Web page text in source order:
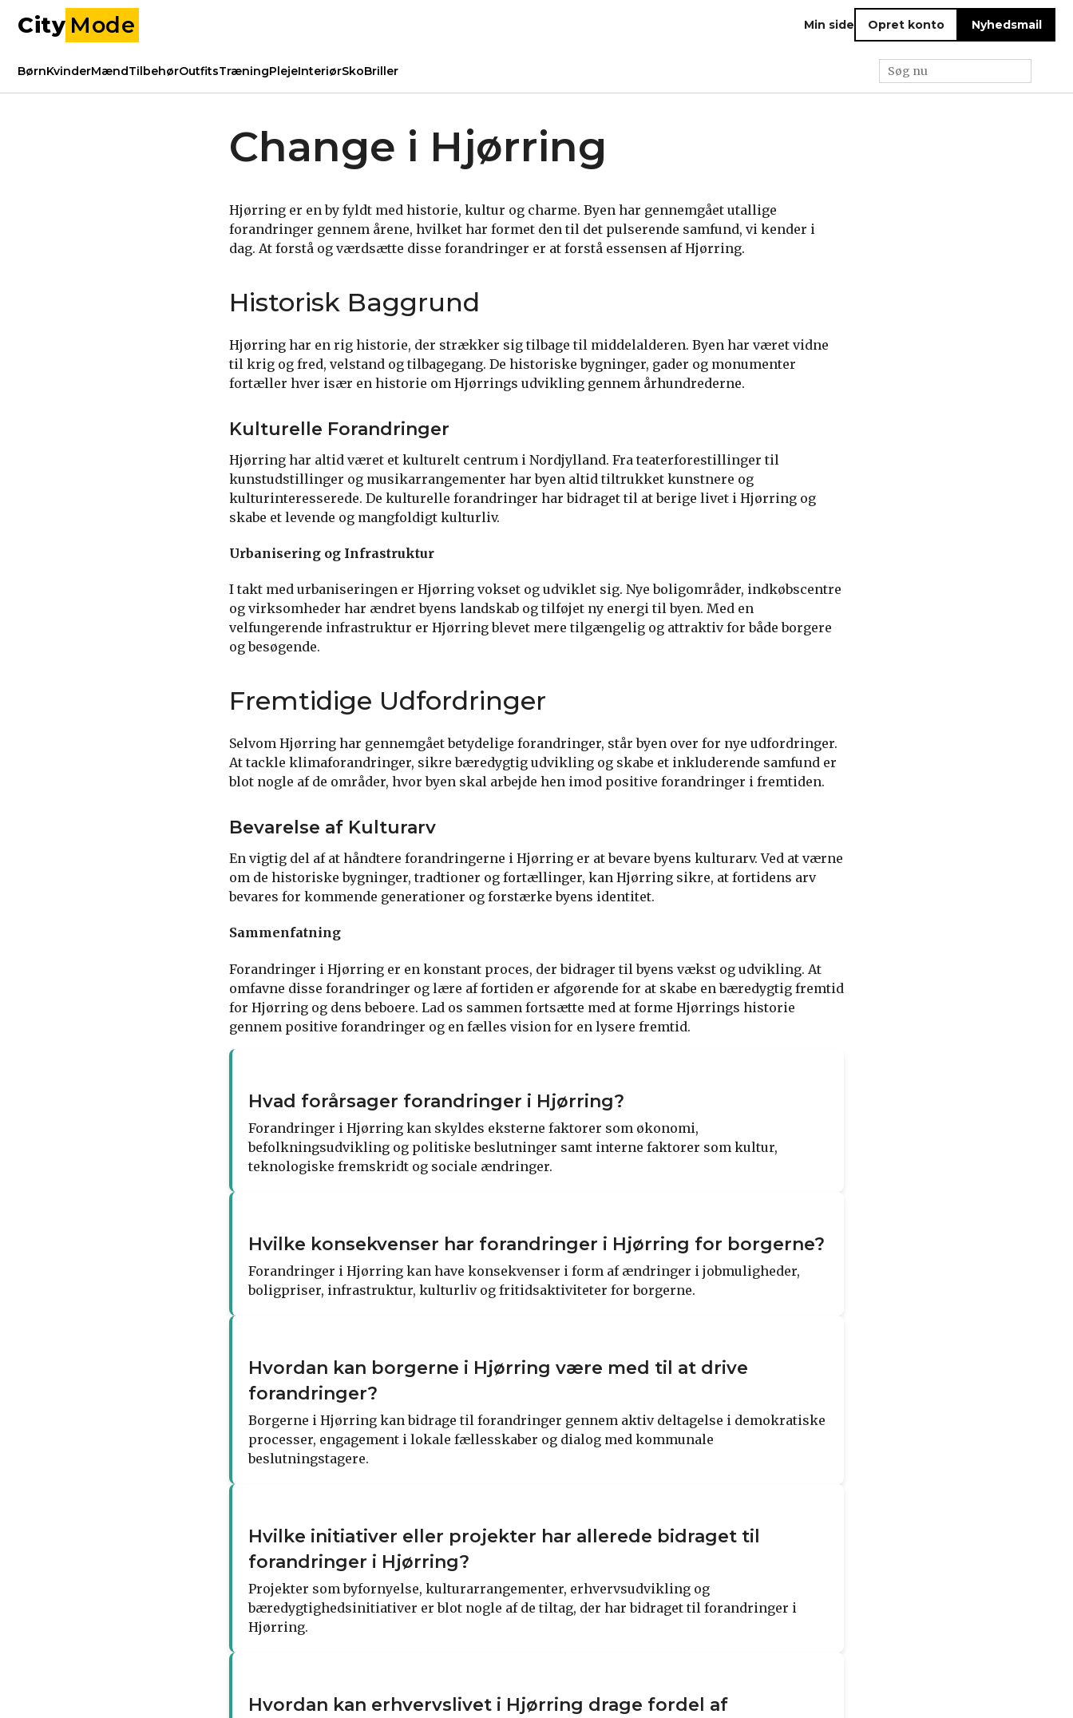
City Mode Min side Opret konto Nyhedsmail
BørnKvinderMændTilbehørOutfitsTræningPlejeInteriørSkoBriller
Change i Hjørring
Hjørring er en by fyldt med historie, kultur og charme. Byen har gennemgået utallige
forandringer gennem årene, hvilket har formet den til det pulserende samfund, vi kender i
dag. At forstå og værdsætte disse forandringer er at forstå essensen af Hjørring.
Historisk Baggrund
​​Hjørring har en rig historie, der strækker sig tilbage til middelalderen. Byen har været vidne
til krig og fred, velstand og tilbagegang. De historiske bygninger, gader og monumenter
fortæller hver især en historie om Hjørrings udvikling gennem århundrederne.
Kulturelle Forandringer
Hjørring har altid været et kulturelt centrum i Nordjylland. Fra teaterforestillinger til
kunstudstillinger og musikarrangementer har byen altid tiltrukket kunstnere og
kulturinteresserede. De kulturelle forandringer har bidraget til at berige livet i Hjørring og
skabe et levende og mangfoldigt kulturliv.
Urbanisering og Infrastruktur
I takt med urbaniseringen er Hjørring vokset og udviklet sig. Nye boligområder, indkøbscentre
og virksomheder har ændret byens landskab og tilføjet ny energi til byen. Med en
velfungerende infrastruktur er Hjørring blevet mere tilgængelig og attraktiv for både borgere
og besøgende.
Fremtidige Udfordringer
Selvom Hjørring har gennemgået betydelige forandringer, står byen over for nye udfordringer.
At tackle klimaforandringer, sikre bæredygtig udvikling og skabe et inkluderende samfund er
blot nogle af de områder, hvor byen skal arbejde hen imod positive forandringer i fremtiden.
Bevarelse af Kulturarv
En vigtig del af at håndtere forandringerne i Hjørring er at bevare byens kulturarv. Ved at værne
om de historiske bygninger, tradtioner og fortællinger, kan Hjørring sikre, at fortidens arv
bevares for kommende generationer og forstærke byens identitet.
Sammenfatning
Forandringer i Hjørring er en konstant proces, der bidrager til byens vækst og udvikling. At
omfavne disse forandringer og lære af fortiden er afgørende for at skabe en bæredygtig fremtid
for Hjørring og dens beboere. Lad os sammen fortsætte med at forme Hjørrings historie
gennem positive forandringer og en fælles vision for en lysere fremtid.
Hvad forårsager forandringer i Hjørring?
Forandringer i Hjørring kan skyldes eksterne faktorer som økonomi,
befolkningsudvikling og politiske beslutninger samt interne faktorer som kultur,
teknologiske fremskridt og sociale ændringer.
Hvilke konsekvenser har forandringer i Hjørring for borgerne?
Forandringer i Hjørring kan have konsekvenser i form af ændringer i jobmuligheder,
boligpriser, infrastruktur, kulturliv og fritidsaktiviteter for borgerne.
Hvordan kan borgerne i Hjørring være med til at drive
forandringer?
Borgerne i Hjørring kan bidrage til forandringer gennem aktiv deltagelse i demokratiske
processer, engagement i lokale fællesskaber og dialog med kommunale
beslutningstagere.
Hvilke initiativer eller projekter har allerede bidraget til
forandringer i Hjørring?
Projekter som byfornyelse, kulturarrangementer, erhvervsudvikling og
bæredygtighedsinitiativer er blot nogle af de tiltag, der har bidraget til forandringer i
Hjørring.
Hvordan kan erhvervslivet i Hjørring drage fordel af